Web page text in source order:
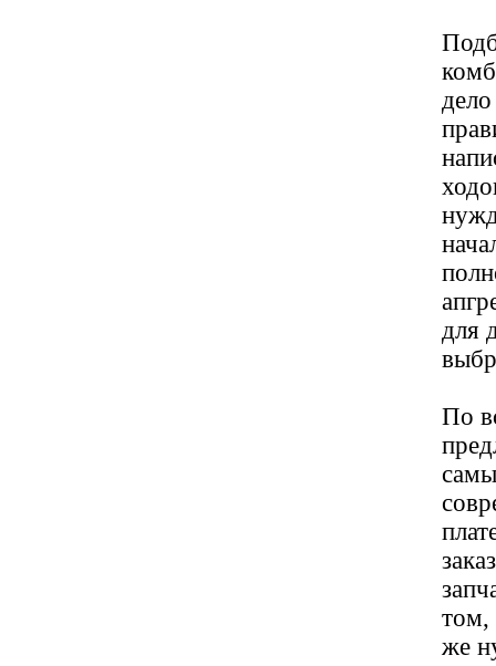
для
По
том,
же